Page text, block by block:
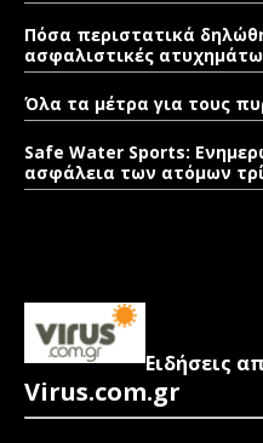
Πόσα περιστατικά
ασφαλιστικές
Όλα τα μέτρα για τους
Safe Water Sports:
ασφάλεια των ατόμων
Ειδήσεις
Virus.com.gr